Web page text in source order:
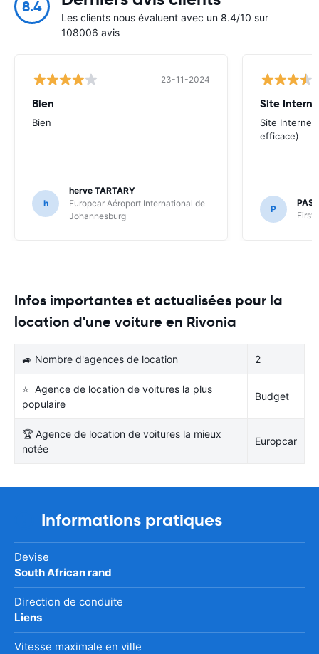
8.4
Les clients nous évaluent avec un 8.4/10 sur
108006 avis
23-11-2024
Bien
Bien
h
herve TARTARY
Europcar Aéroport International de
Johannesburg
Site
Site Internet
efficace)
P
First
Infos importantes et actualisées pour la
location d'une voiture en Rivonia
🚙 Nombre d'agences de location 2
⭐ Agence de location de voitures la plus
populaire
Budget
🏆 Agence de location de voitures la mieux
notée
Europcar
Informations pratiques
Devise
South African rand
Direction de conduite
Liens
Vitesse maximale en ville